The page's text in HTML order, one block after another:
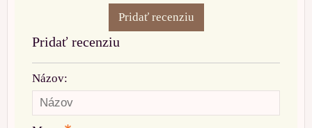
Pridať recenziu
Pridať recenziu
Názov: